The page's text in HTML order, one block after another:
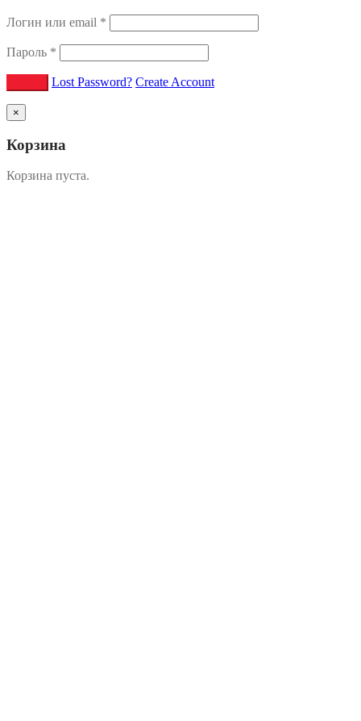
Логин или email *
Пароль *
Lost Password? Create Account
×
Корзина
Корзина пуста.